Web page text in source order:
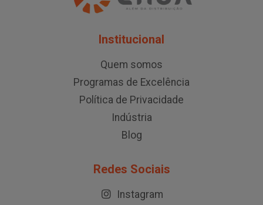
Institucional
Quem somos
Programas de Excelência
Política de Privacidade
Indústria
Blog
Redes Sociais
Instagram